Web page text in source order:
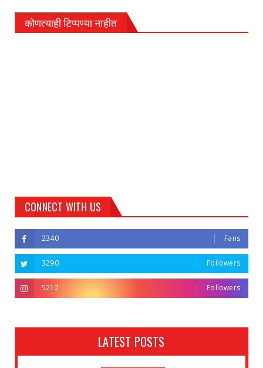
कोणत्याही टिप्पण्‍या नाहीत
CONNECT WITH US
2340 Fans
3290 Followers
5212 Followers
LATEST POSTS